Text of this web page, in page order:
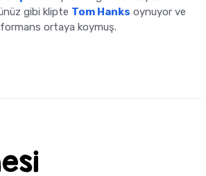
gibi klipte Tom Hanks oynuyor ve
ortaya koymuş.